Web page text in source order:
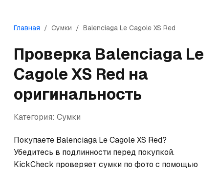
Главная / Сумки / Balenciaga Le Cagole XS Red
Проверка Balenciaga Le
Cagole XS Red на
оригинальность
Категория: Сумки
Покупаете Balenciaga Le Cagole XS Red?
Убедитесь в подлинности перед покупкой.
KickCheck проверяет сумки по фото с помощью